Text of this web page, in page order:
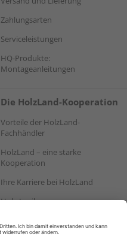
Zahlungsarten
Serviceleistungen
HQ-Produkte:
Montageanleitungen
Die HolzLand-Kooperation
Vorteile der HolzLand-
Fachhändler
HolzLand – eine starke
Kooperation
Ihre Karriere bei HolzLand
Holz-Lexikon